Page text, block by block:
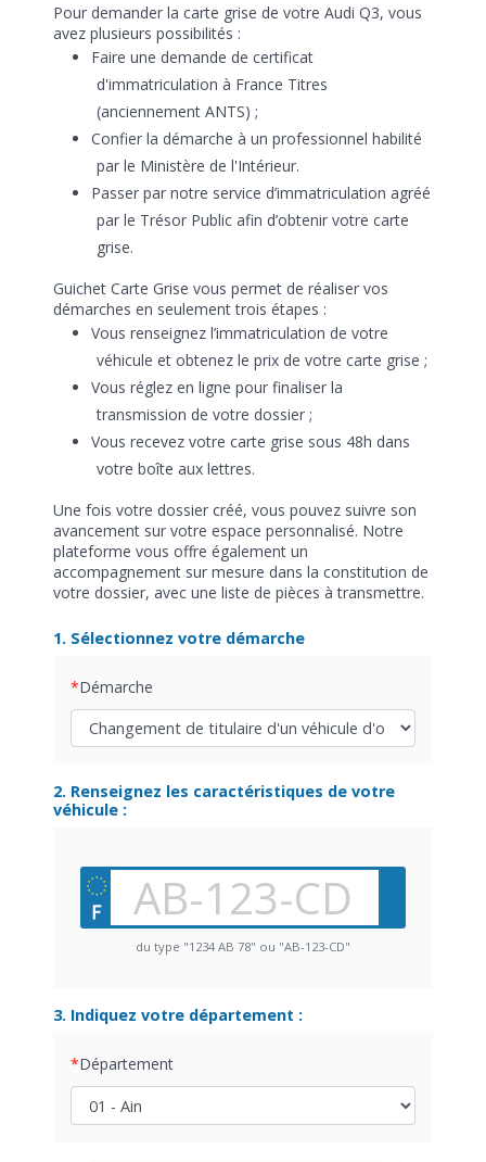
Pour demander la carte grise de votre Audi Q3, vous
avez plusieurs possibilités :
Faire une demande de certificat
d'immatriculation à France Titres
(anciennement ANTS) ;
Confier la démarche à un professionnel habilité
par le Ministère de l'Intérieur.
Passer par notre service d’immatriculation agréé
par le Trésor Public afin d’obtenir votre carte
grise.
Guichet Carte Grise vous permet de réaliser vos
démarches en seulement trois étapes :
Vous renseignez l’immatriculation de votre
véhicule et obtenez le prix de votre carte grise ;
Vous réglez en ligne pour finaliser la
transmission de votre dossier ;
Vous recevez votre carte grise sous 48h dans
votre boîte aux lettres.
Une fois votre dossier créé, vous pouvez suivre son
avancement sur votre espace personnalisé. Notre
plateforme vous offre également un
accompagnement sur mesure dans la constitution de
votre dossier, avec une liste de pièces à transmettre.
1. Sélectionnez votre démarche
Démarche
2. Renseignez les caractéristiques de votre
véhicule :
du type "1234 AB 78" ou "AB-123-CD"
3. Indiquez votre département :
Département